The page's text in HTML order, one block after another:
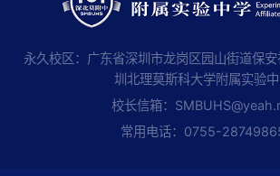
永久校区：广东省深圳市龙岗区园山街道保
圳北理莫斯科大学附属实验
校长信箱：
常用电话： 0755-